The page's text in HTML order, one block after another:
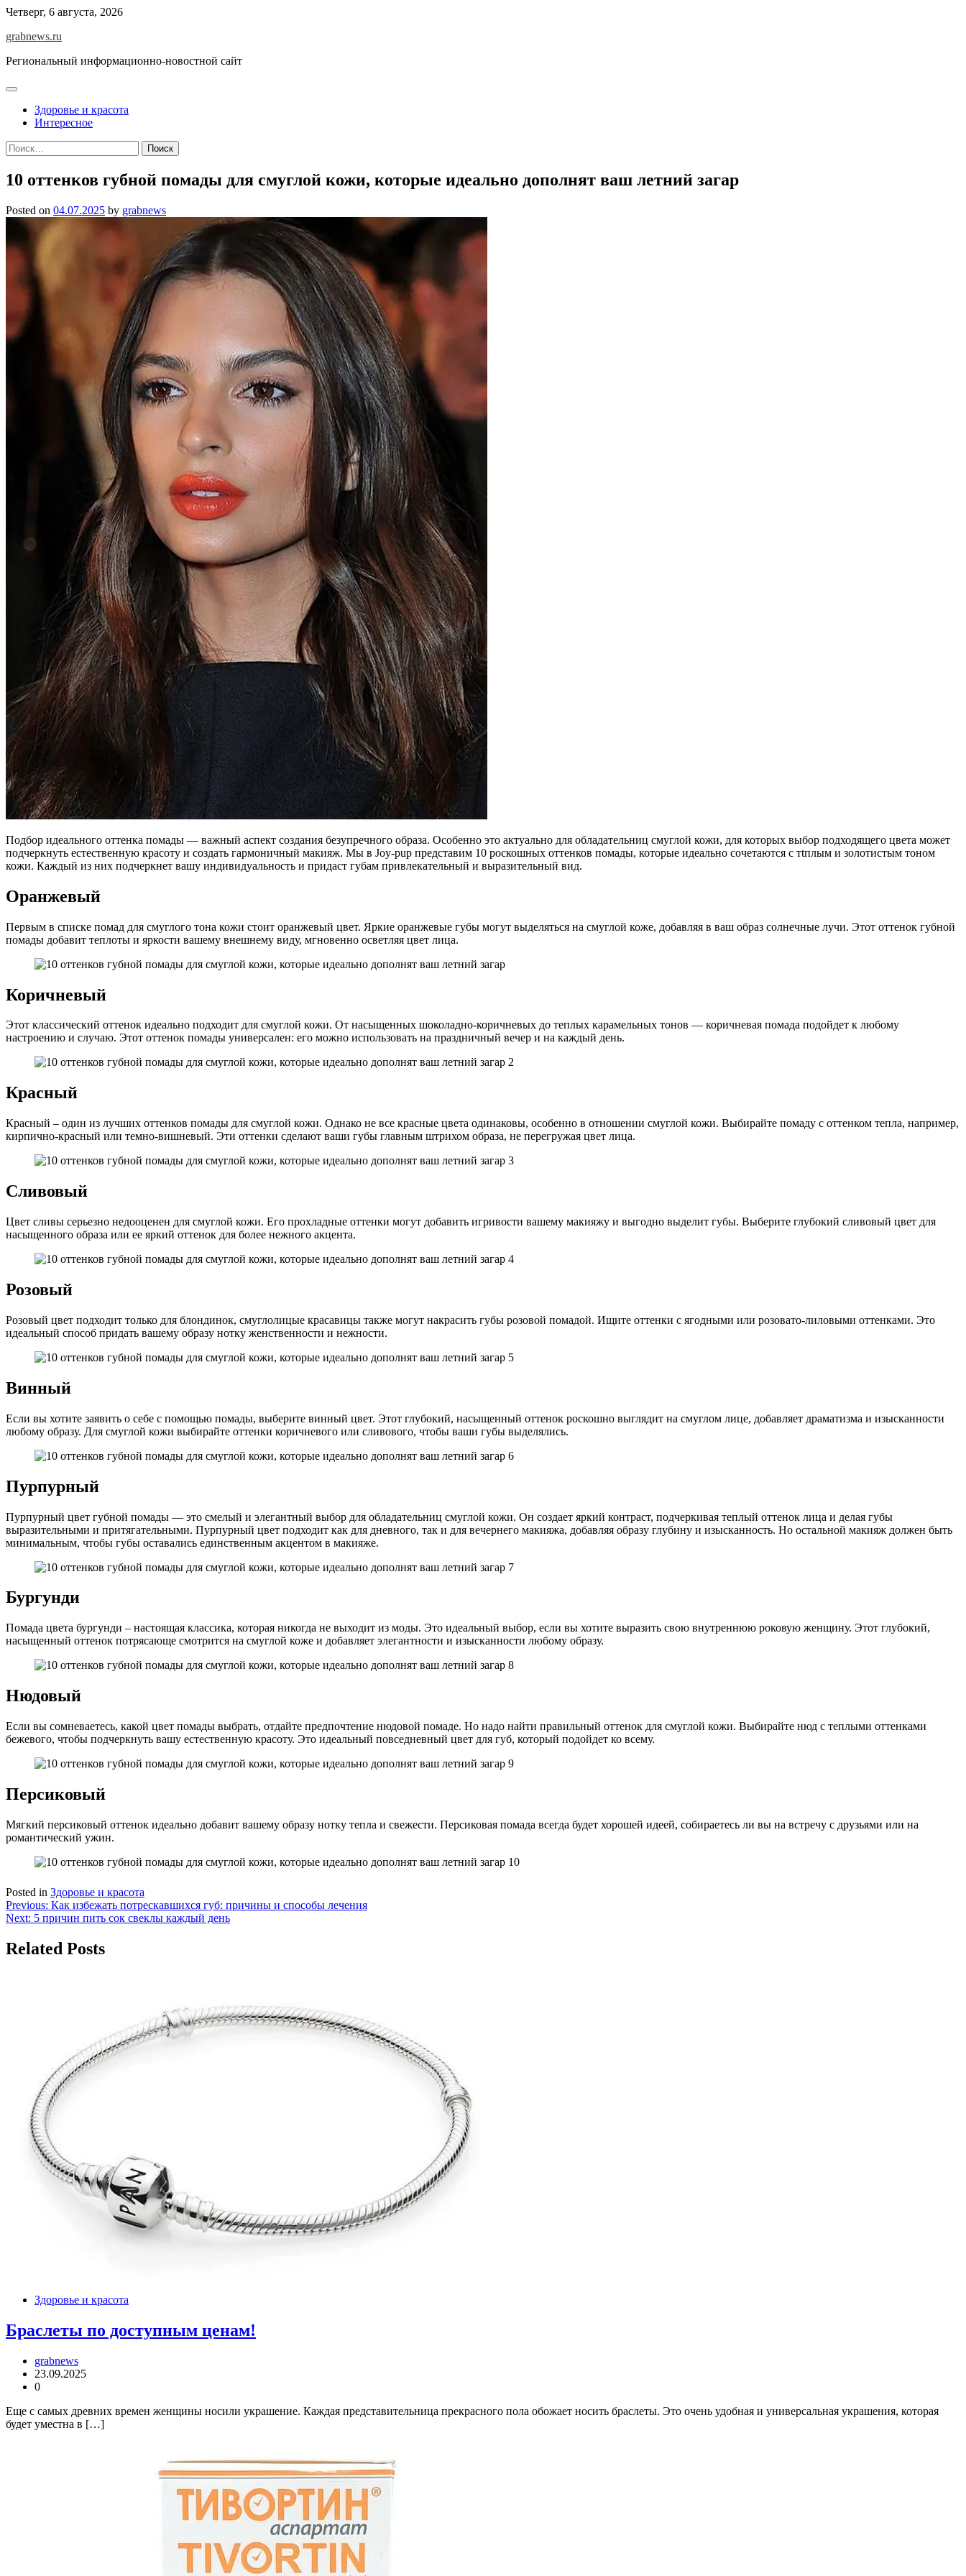
Skip
content
Четверг, 6 августа, 2026
grabnews.ru
Региональный информационно-новостной сайт
Здоровье и красота
Интересное
Найти:
10 оттенков губной помады для смуглой кожи, которые идеально дополнят ваш летний загар
Posted on 04.07.2025 by grabnews
Подбор идеального оттенка помады — важный аспект создания безупречного образа. Особенно это актуально для обладательниц смуглой кожи, для которых выбор подходящего цвета может
подчеркнуть естественную красоту и создать гармоничный макияж. Мы в Joy-pup представим 10 роскошных оттенков помады, которые идеально сочетаются с тtплым и золотистым тоном
кожи. Каждый из них подчеркнет вашу индивидуальность и придаст губам привлекательный и выразительный вид.
Оранжевый
Первым в списке помад для смуглого тона кожи стоит оранжевый цвет. Яркие оранжевые губы могут выделяться на смуглой коже, добавляя в ваш образ солнечные лучи. Этот оттенок губной
помады добавит теплоты и яркости вашему внешнему виду, мгновенно осветляя цвет лица.
Коричневый
Этот классический оттенок идеально подходит для смуглой кожи. От насыщенных шоколадно-коричневых до теплых карамельных тонов — коричневая помада подойдет к любому
настроению и случаю. Этот оттенок помады универсален: его можно использовать на праздничный вечер и на каждый день.
Красный
Красный – один из лучших оттенков помады для смуглой кожи. Однако не все красные цвета одинаковы, особенно в отношении смуглой кожи. Выбирайте помаду с оттенком тепла, например,
кирпично-красный или темно-вишневый. Эти оттенки сделают ваши губы главным штрихом образа, не перегружая цвет лица.
Сливовый
Цвет сливы серьезно недооценен для смуглой кожи. Его прохладные оттенки могут добавить игривости вашему макияжу и выгодно выделит губы. Выберите глубокий сливовый цвет для
насыщенного образа или ее яркий оттенок для более нежного акцента.
Розовый
Розовый цвет подходит только для блондинок, смуглолицые красавицы также могут накрасить губы розовой помадой. Ищите оттенки с ягодными или розовато-лиловыми оттенками. Это
идеальный способ придать вашему образу нотку женственности и нежности.
Винный
Если вы хотите заявить о себе с помощью помады, выберите винный цвет. Этот глубокий, насыщенный оттенок роскошно выглядит на смуглом лице, добавляет драматизма и изысканности
любому образу. Для смуглой кожи выбирайте оттенки коричневого или сливового, чтобы ваши губы выделялись.
Пурпурный
Пурпурный цвет губной помады — это смелый и элегантный выбор для обладательниц смуглой кожи. Он создает яркий контраст, подчеркивая теплый оттенок лица и делая губы
выразительными и притягательными. Пурпурный цвет подходит как для дневного, так и для вечернего макияжа, добавляя образу глубину и изысканность. Но остальной макияж должен быть
минимальным, чтобы губы оставались единственным акцентом в макияже.
Бургунди
Помада цвета бургунди – настоящая классика, которая никогда не выходит из моды. Это идеальный выбор, если вы хотите выразить свою внутреннюю роковую женщину. Этот глубокий,
насыщенный оттенок потрясающе смотрится на смуглой коже и добавляет элегантности и изысканности любому образу.
Нюдовый
Если вы сомневаетесь, какой цвет помады выбрать, отдайте предпочтение нюдовой помаде. Но надо найти правильный оттенок для смуглой кожи. Выбирайте нюд с теплыми оттенками
бежевого, чтобы подчеркнуть вашу естественную красоту. Это идеальный повседневный цвет для губ, который подойдет ко всему.
Персиковый
Мягкий персиковый оттенок идеально добавит вашему образу нотку тепла и свежести. Персиковая помада всегда будет хорошей идеей, собираетесь ли вы на встречу с друзьями или на
романтический ужин.
Posted in Здоровье и красота
Навигация
по
записям
Previous: Как избежать потрескавшихся губ: причины и способы лечения
Next: 5 причин пить сок свеклы каждый день
Related Posts
Здоровье и красота
Браслеты по доступным ценам!
grabnews
23.09.2025
0
Еще с самых древних времен женщины носили украшение. Каждая представительница прекрасного пола обожает носить браслеты. Это очень удобная и универсальная украшения, которая
будет уместна в […]